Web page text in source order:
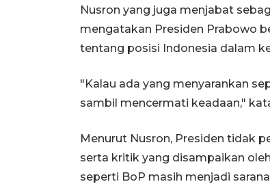
Nusron yang juga menjabat
mengatakan Presiden Prabowo
tentang posisi Indonesia dalam
"Kalau ada yang menyarankan
sambil mencermati keadaan,"
Menurut Nusron, Presiden tidak
serta kritik yang disampaikan
seperti BoP masih menjadi